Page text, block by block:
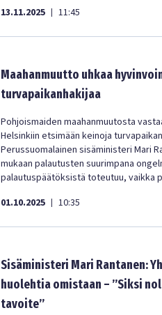
13.11.2025 | 11:45
Maahanmuutto uhkaa
turvapaikanhakijaa
Pohjoismaiden maahanmuutosta
Helsinkiin etsimään keinoja
Perussuomalainen sisäministeri Mari
mukaan palautusten suurimpana
palautuspäätöksistä toteutuu, vaikka
01.10.2025 | 10:35
Sisäministeri Mari Rantanen:
huolehtia omistaan – ”Siksi
tavoite”